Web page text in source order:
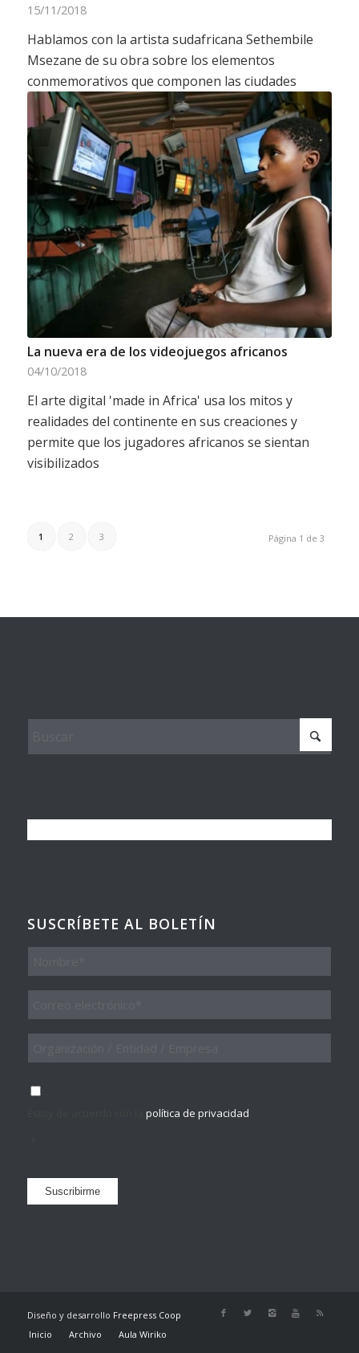
15/11/2018
Hablamos con la artista sudafricana Sethembile
Msezane de su obra sobre los elementos
conmemorativos que componen las ciudades
La nueva era de los videojuegos africanos
04/10/2018
El arte digital 'made in Africa' usa los mitos y
realidades del continente en sus creaciones y
permite que los jugadores africanos se sientan
visibilizados
Página 1 de 3
1 2 3
SUSCRÍBETE AL BOLETÍN
Nombre
Entidad
Empresa
Consentimiento
política de privacidad
Suscribirme
Diseño y desarrollo Freepress Coop
Inicio
Archivo Aula Wiriko